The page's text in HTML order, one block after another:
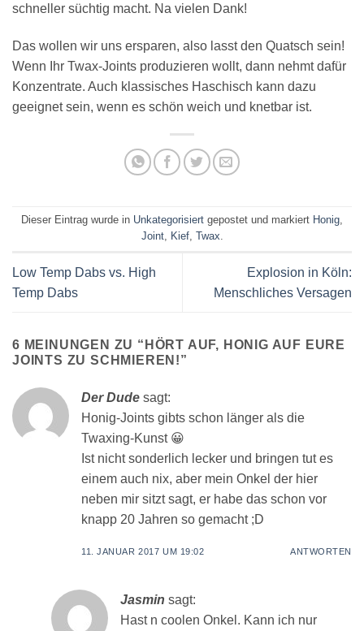
schneller süchtig macht. Na vielen Dank!
Das wollen wir uns ersparen, also lasst den Quatsch sein!
Wenn Ihr Twax-Joints produzieren wollt, dann nehmt dafür
Konzentrate. Auch klassisches Haschisch kann dazu
geeignet sein, wenn es schön weich und knetbar ist.
Dieser Eintrag wurde in Unkategorisiert gepostet und markiert Honig,
Joint, Kief, Twax.
Low Temp Dabs vs. High
Temp Dabs
Explosion in Köln:
Menschliches Versagen
6 MEINUNGEN ZU “ HÖRT AUF, HONIG AUF EURE
JOINTS ZU SCHMIEREN!”
Der Dude sagt:
Honig-Joints gibts schon länger als die
Twaxing-Kunst 😀
Ist nicht sonderlich lecker und bringen tut es
einem auch nix, aber mein Onkel der hier
neben mir sitzt sagt, er habe das schon vor
knapp 20 Jahren so gemacht ;D
11. JANUAR 2017 UM 19:02 ANTWORTEN
Jasmin sagt:
Hast n coolen Onkel. Kann ich nur